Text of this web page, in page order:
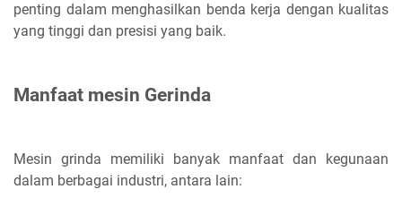
penting dalam menghasilkan benda kerja dengan kualitas
yang tinggi dan presisi yang baik.
Manfaat mesin Gerinda
Mesin grinda memiliki banyak manfaat dan kegunaan
dalam berbagai industri, antara lain: